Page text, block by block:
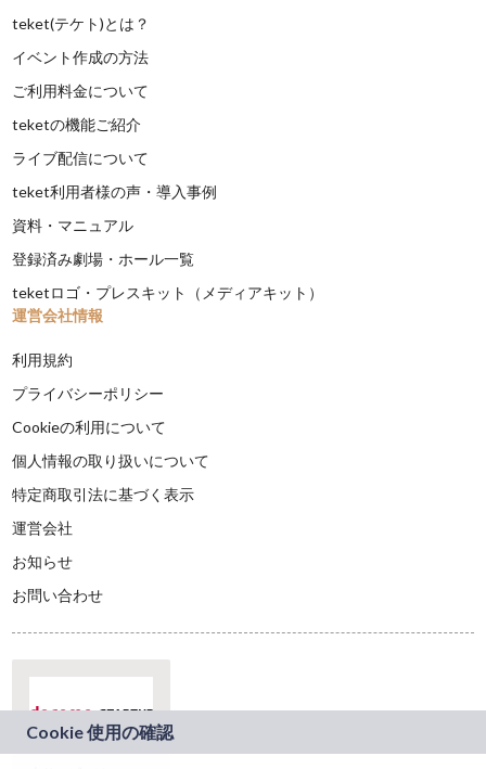
teket(テケト)とは？
イベント作成の方法
ご利用料金について
teketの機能ご紹介
ライブ配信について
teket利用者様の声・導入事例
資料・マニュアル
登録済み劇場・ホール一覧
teketロゴ・プレスキット（メディアキット）
運営会社情報
利用規約
プライバシーポリシー
Cookieの利用について
個人情報の取り扱いについて
特定商取引法に基づく表示
運営会社
お知らせ
お問い合わせ